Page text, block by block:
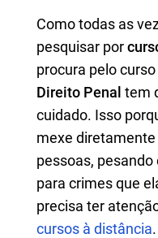
Como todas as
pesquisar por
procura pelo
Direito Penal tem
cuidado. Isso
mexe
pessoas,
para crimes que
precisa ter
cursos à distância